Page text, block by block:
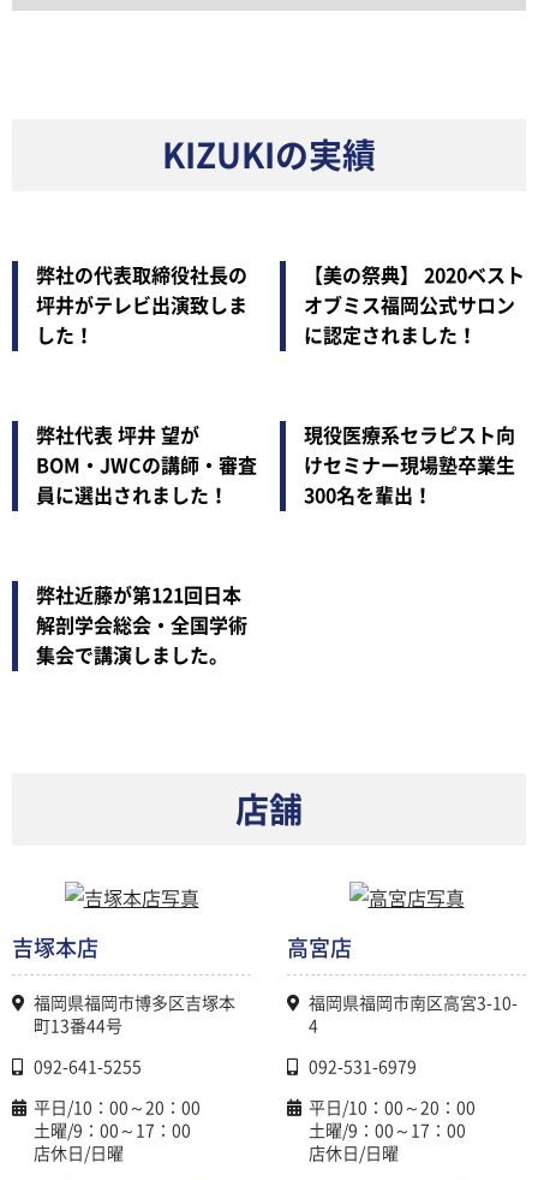
KIZUKIの実績
弊社の代表取締役社長の
坪井がテレビ出演致しま
した！
【美の祭典】 2020ベスト
オブミス福岡公式サロン
に認定されました！
弊社代表 坪井 望が
BOM・JWCの講師・審査
員に選出されました！
現役医療系セラピスト向
けセミナー現場塾卒業生
300名を輩出！
弊社近藤が第121回日本
解剖学会総会・全国学術
集会で講演しました。
店舗
吉塚本店
福岡県福岡市博多区吉塚本
町13番44号
092-641-5255
平日/10：00～20：00
土曜/9：00～17：00
店休日/日曜
高宮店
福岡県福岡市南区高宮3-10-
4
092-531-6979
平日/10：00～20：00
土曜/9：00～17：00
店休日/日曜